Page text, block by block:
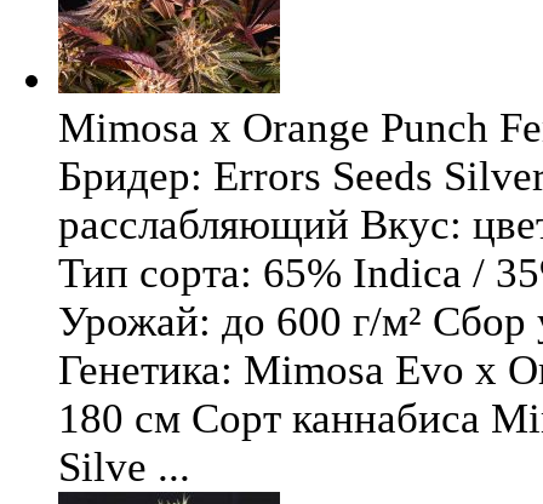
Mimosa x Orange Punch
Бридер: Errors Seeds
расслабляющий Вкус:
Тип сорта: 65% Indica /
Урожай: до 600 г/м² Сбор
Генетика: Mimosa Evo x
180 см Сорт каннабиса
Silve ...